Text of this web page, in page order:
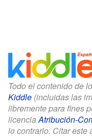
Todo el contenido de
Kiddle (incluidas las
libremente para fines
licenciaAtribución-
lo contrario. Citar este